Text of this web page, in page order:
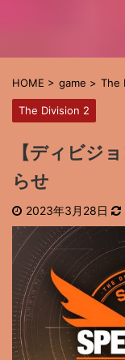
HOME > game > The
The Division 2
【ディビジ
らせ
2023年3月28日